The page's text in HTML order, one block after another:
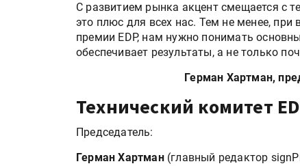
С развитием рынка акцент смещается с
это плюс для всех нас. Тем не менее,
премии EDP, нам нужно понимать
обеспечивает результаты, а не только
Герман Хартман,
Технический комитет
Председатель:
Герман Хартман(главный редактор